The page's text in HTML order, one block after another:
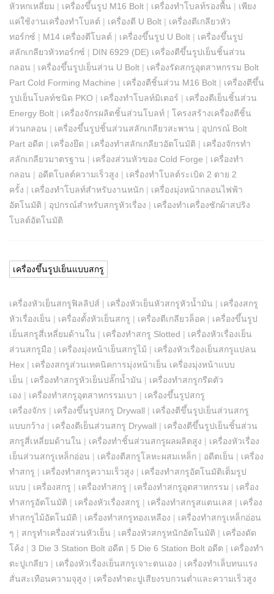
หัวหกเหลี่ยม | เครื่องขึ้นรูป M16 Bolt | เครื่องทำโบลท์รองพื้น | เพียง
แค่ใช้งานเครื่องทำโบลต์ | เครื่องตี U Bolt | เครื่องตีเกลียวหัว
ทอร์กซ์ | M14 เครื่องตีโบลต์ | เครื่องขึ้นรูป U Bolt | เครื่องขึ้นรูป
สลักเกลียวหัวทอร์กซ์ | DIN 6929 (DE) เครื่องตีขึ้นรูปเย็นชิ้นส่วน
กลอน | เครื่องขึ้นรูปเย็นส่วน U Bolt | เครื่องรัดสกรูอุตสาหกรรม Bolt
Part Cold Forming Machine | เครื่องตีชิ้นส่วน M16 Bolt | เครื่องตีขึ้น
รูปเย็นโบลท์ชนิด PKO | เครื่องทำโบลท์มิเตอร์ | เครื่องตีเย็นชิ้นส่วน
Energy Bolt | เครื่องจักรผลิตชิ้นส่วนโบลท์ | โครงสร้างเครื่องตีชิ้น
ส่วนกลอน | เครื่องขึ้นรูปชิ้นส่วนสลักเกลียวสะพาน | อุปกรณ์ Bolt
Part อดีต | เครื่องยึด | เครื่องทำสลักเกลียวอัตโนมัติ | เครื่องจักรทำ
สลักเกลียวมาตรฐาน | เครื่องส่วนหัวของ Cold Forge | เครื่องทำ
กลอน | อดีตโบลต์ความเร็วสูง | เครื่องทำโบลต์ระเบิด 2 ตาย 2
ครั้ง | เครื่องทำโบลท์สำหรับงานหนัก | เครื่องมุ่งหน้ากลอนไฟฟ้า
อัตโนมัติ | อุปกรณ์สำหรับสกรูหัวเรื่อง | เครื่องทำเครื่องซักผ้าสปริง
โบลต์อัตโนมัติ
เครื่องขึ้นรูปเย็นแบบสกรู
เครื่องหัวเย็นสกรูฟิลลิปส์ | เครื่องหัวเย็นหัวสกรูหัวน้ำมัน | เครื่องสกรู
หัวเรื่องเย็น | เครื่องตั้งหัวเย็นสกรู | เครื่องตีเกลียวล็อค | เครื่องขึ้นรูป
เย็นสกรูสี่เหลี่ยมด้านใน | เครื่องทำสกรู Slotted | เครื่องหัวเรื่องเย็น
ส่วนสกรูมือ | เครื่องมุ่งหน้าเย็นสกรูไม้ | เครื่องหัวเรื่องเย็นสกรูแปลน
Hex | เครื่องสกรูส่วนเทคนิคการมุ่งหน้าเย็น เครื่องมุ่งหน้าแบบ
เย็น | เครื่องทำสกรูหัวเย็นปลั๊กน้ำมัน | เครื่องทำสกรูกรีดตัว
เอง | เครื่องทำสกรูอุตสาหกรรมเบา | เครื่องขึ้นรูปสกรู
เครื่องจักร | เครื่องขึ้นรูปสกรู Drywall | เครื่องตีขึ้นรูปเย็นส่วนสกรู
แบบกว้าง | เครื่องตีเย็นส่วนสกรู Drywall | เครื่องตีขึ้นรูปเย็นชิ้นส่วน
สกรูสี่เหลี่ยมด้านใน | เครื่องทำชิ้นส่วนสกรูผลผลิตสูง | เครื่องหัวเรื่อง
เย็นส่วนสกรูเหล็กอ่อน | เครื่องตีสกรูโลหะผสมเหล็ก | อดีตเย็น | เครื่อง
ทำสกรู | เครื่องทำสกรูความเร็วสูง | เครื่องทำสกรูอัตโนมัติเต็มรูป
แบบ | เครื่องสกรู | เครื่องทำสกรู | เครื่องทำสกรูอุตสาหกรรม | เครื่อง
ทำสกรูอัตโนมัติ | เครื่องหัวเรื่องสกรู | เครื่องทำสกรูสแตนเลส | เครื่อง
ทำสกรูไม้อัตโนมัติ | เครื่องทำสกรูทองเหลือง | เครื่องทำสกรูเหล็กอ่อน
ๆ | สกรูทำเครื่องส่วนหัวเย็น | เครื่องหัวสกรูหนักอัตโนมัติ | เครื่องดัด
โค้ง | 3 Die 3 Station Bolt อดีต | 5 Die 6 Station Bolt อดีต | เครื่องทำ
ตะปูเกลียว | เครื่องหัวเรื่องเย็นสกรูเจาะตนเอง | เครื่องทำเล็บทนแรง
สั่นสะเทือนความจุสูง | เครื่องทำตะปูเสียงรบกวนต่ำและความเร็วสูง